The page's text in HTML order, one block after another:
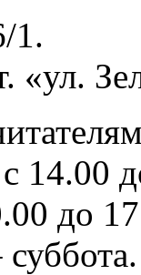
1.
«ул.
14.00
до